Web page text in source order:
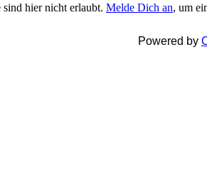
hier nicht erlaubt. Melde Dich an, um
Powered by